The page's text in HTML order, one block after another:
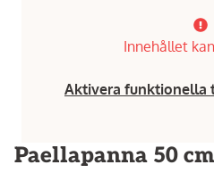
Innehållet
Aktivera funktionella
Paellapanna 50 cm